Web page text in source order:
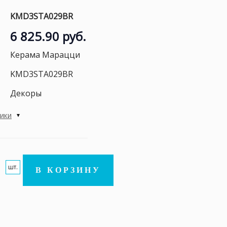
KMD3STA029BR
6 825.90 руб.
Керама Марацци
KMD3STA029BR
Декоры
шт. В КОРЗИНУ